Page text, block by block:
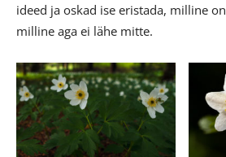
ideed ja oskad ise eristada, milline
milline aga ei lähe mitte.